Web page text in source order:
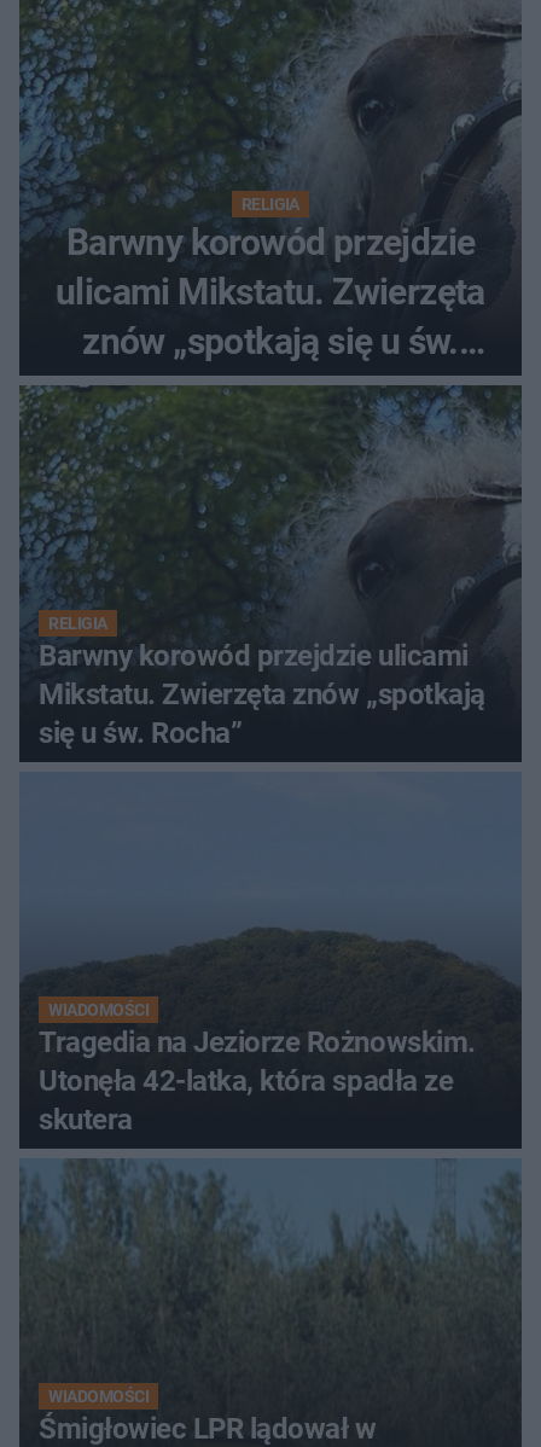
RELIGIA
Barwny korowód przejdzie
ulicami Mikstatu. Zwierzęta
znów „spotkają się u św.
Rocha”
RELIGIA
Barwny korowód przejdzie ulicami
Mikstatu. Zwierzęta znów „spotkają
się u św. Rocha”
WIADOMOŚCI
Tragedia na Jeziorze Rożnowskim.
Utonęła 42-latka, która spadła ze
skutera
WIADOMOŚCI
Śmigłowiec LPR lądował w